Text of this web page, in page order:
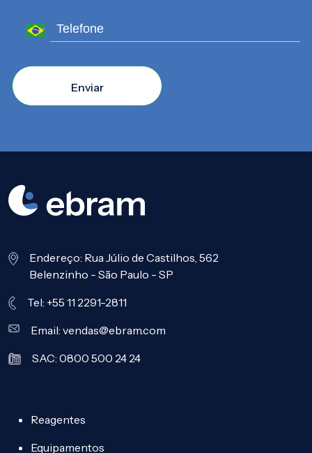
Enviar
Endereço: Rua Júlio de Castilhos, 562
Belenzinho - São Paulo - SP
Tel: +55 11 2291-2811
Email: vendas@ebram.com
SAC: 0800 500 24 24
Reagentes
Equipamentos